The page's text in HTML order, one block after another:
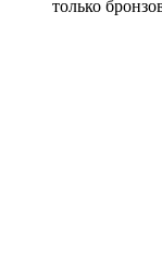
только